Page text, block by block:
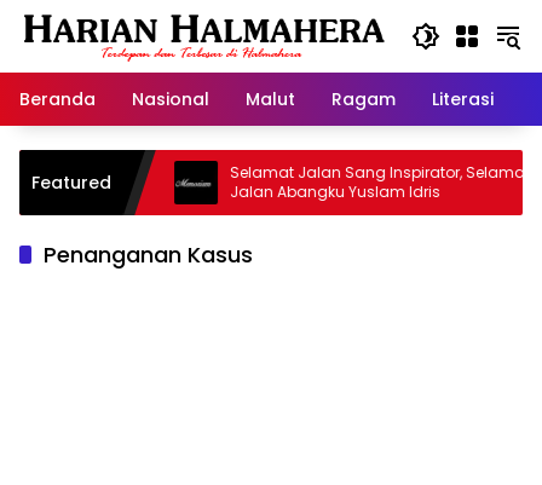
Langsung
Beranda
Nasional Malut Ragam Literasi
Featured
Warisan
Selamat Jalan Sang Inspirator, Selamat
Jalan Abangku Yuslam Idris
Penanganan Kasus